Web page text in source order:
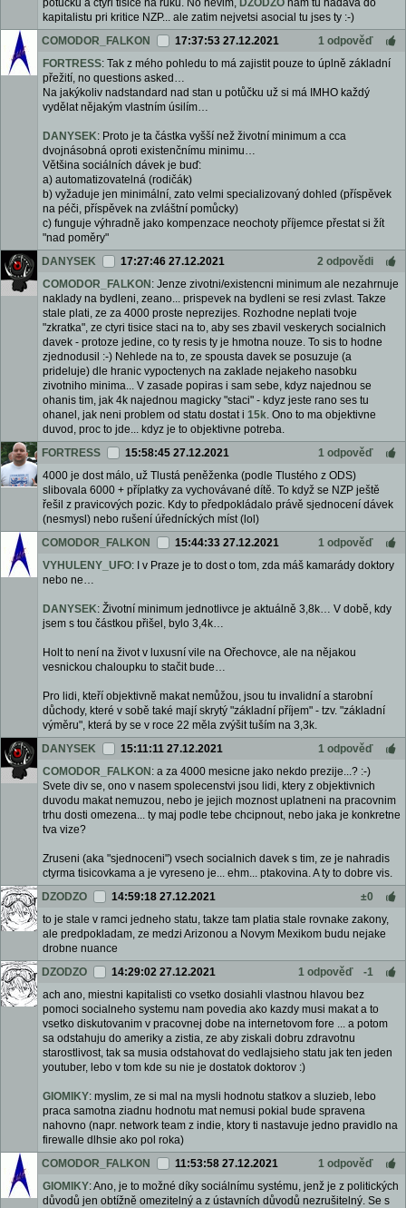
potucku a ctyri tisice na ruku. No nevim, DZODZO nam tu nadava do
kapitalistu pri kritice NZP... ale zatim nejvetsi asocial tu jses ty :-)
COMODOR_FALKON
17:37:53 27.12.2021
1 odpověď
FORTRESS: Tak z mého pohledu to má zajistit pouze to úplně základní
přežití, no questions asked…
Na jakýkoliv nadstandard nad stan u potůčku už si má IMHO každý
vydělat nějakým vlastním úsilím…
DANYSEK: Proto je ta částka vyšší než životní minimum a cca
dvojnásobná oproti existenčnímu minimu…
Většina sociálních dávek je buď:
a) automatizovatelná (rodičák)
b) vyžaduje jen minimální, zato velmi specializovaný dohled (příspěvek
na péči, příspěvek na zvláštní pomůcky)
c) funguje výhradně jako kompenzace neochoty příjemce přestat si žít
"nad poměry"
DANYSEK
17:27:46 27.12.2021
2 odpovědi
COMODOR_FALKON : Jenze zivotni/existencni minimum ale nezahrnuje
naklady na bydleni, zeano... prispevek na bydleni se resi zvlast. Takze
stale plati, ze za 4000 proste neprezijes. Rozhodne neplati tvoje
"zkratka", ze ctyri tisice staci na to, aby ses zbavil veskerych socialnich
davek - protoze jedine, co ty resis ty je hmotna nouze. To sis to hodne
zjednodusil :-) Nehlede na to, ze spousta davek se posuzuje (a
prideluje) dle hranic vypoctenych na zaklade nejakeho nasobku
zivotniho minima... V zasade popiras i sam sebe, kdyz najednou se
ohanis tim, jak 4k najednou magicky "staci" - kdyz jeste rano ses tu
ohanel, jak neni problem od statu dostat i 15k. Ono to ma objektivne
duvod, proc to jde... kdyz je to objektivne potreba.
FORTRESS
15:58:45 27.12.2021
1 odpověď
4000 je dost málo, už Tlustá peněženka (podle Tlustého z ODS)
slibovala 6000 + příplatky za vychovávané dítě. To když se NZP ještě
řešil z pravicových pozic. Kdy to předpokládalo právě sjednocení dávek
(nesmysl) nebo rušení úředníckých míst (lol)
COMODOR_FALKON
15:44:33 27.12.2021
1 odpověď
VYHULENY_UFO: I v Praze je to dost o tom, zda máš kamarády doktory
nebo ne…
DANYSEK: Životní minimum jednotlivce je aktuálně 3,8k… V době, kdy
jsem s tou částkou přišel, bylo 3,4k…
Holt to není na život v luxusní vile na Ořechovce, ale na nějakou
vesnickou chaloupku to stačit bude…
Pro lidi, kteří objektivně makat nemůžou, jsou tu invalidní a starobní
důchody, které v sobě také mají skrytý "základní příjem" - tzv. "základní
výměru", která by se v roce 22 měla zvýšit tuším na 3,3k.
DANYSEK
15:11:11 27.12.2021
1 odpověď
COMODOR_FALKON : a za 4000 mesicne jako nekdo prezije...? :-)
Svete div se, ono v nasem spolecenstvi jsou lidi, ktery z objektivnich
duvodu makat nemuzou, nebo je jejich moznost uplatneni na pracovnim
trhu dosti omezena... ty maj podle tebe chcipnout, nebo jaka je konkretne
tva vize?
Zruseni (aka "sjednoceni") vsech socialnich davek s tim, ze je nahradis
ctyrma tisicovkama a je vyreseno je... ehm... ptakovina. A ty to dobre vis.
DZODZO
14:59:18 27.12.2021
±0
to je stale v ramci jedneho statu, takze tam platia stale rovnake zakony,
ale predpokladam, ze medzi Arizonou a Novym Mexikom budu nejake
drobne nuance
DZODZO
14:29:02 27.12.2021 1 odpověď
-1
ach ano, miestni kapitalisti co vsetko dosiahli vlastnou hlavou bez
pomoci socialneho systemu nam povedia ako kazdy musi makat a to
vsetko diskutovanim v pracovnej dobe na internetovom fore ... a potom
sa odstahuju do ameriky a zistia, ze aby ziskali dobru zdravotnu
starostlivost, tak sa musia odstahovat do vedlajsieho statu jak ten jeden
youtuber, lebo v tom kde su nie je dostatok doktorov :)
GIOMIKY: myslim, ze si mal na mysli hodnotu statkov a sluzieb, lebo
praca samotna ziadnu hodnotu mat nemusi pokial bude spravena
nahovno (napr. network team z indie, ktory ti nastavuje jedno pravidlo na
firewalle dlhsie ako pol roka)
COMODOR_FALKON
11:53:58 27.12.2021
1 odpověď
GIOMIKY: Ano, je to možné díky sociálnímu systému, jenž je z politických
důvodů jen obtížně omezitelný a z ústavních důvodů nezrušitelný. Se s